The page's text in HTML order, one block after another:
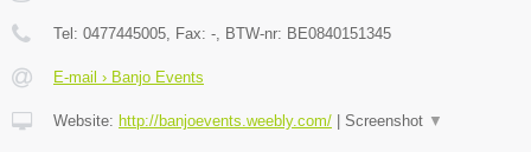
Tel: 0477445005 , Fax: - , BTW-nr: BE0840151345
E-mail › Banjo Events
Website: http://banjoevents.weebly.com/ | Screenshot ▼